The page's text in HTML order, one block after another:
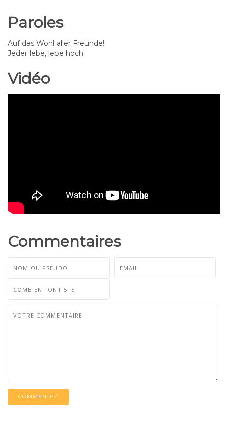
Paroles
Auf das Wohl aller Freunde!
Jeder lebe, lebe hoch.
Vidéo
Commentaires
COMMENTEZ